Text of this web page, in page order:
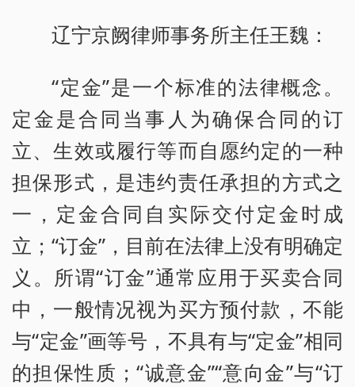
辽宁京阙律师事务所主任王魏：
“定金”是一个标准的法律概念。
定金是合同当事人为确保合同的订
立、生效或履行等而自愿约定的一种
担保形式，是违约责任承担的方式之
一，定金合同自实际交付定金时成
立；“订金”，目前在法律上没有明确定
义。所谓“订金”通常应用于买卖合同
中，一般情况视为买方预付款，不能
与“定金”画等号，不具有与“定金”相同
的担保性质；“诚意金”“意向金”与“订